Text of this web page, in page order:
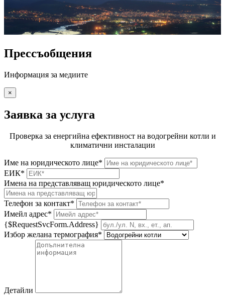
Прессъобщения
Информация за медиите
×
Заявка за услуга
Проверка за енергийна ефективност на водогрейни котли и
климатични инсталации
Име на юридическото лице*
ЕИК*
Имена на представляващ юридическото лице*
Телефон за контакт*
Имейл адрес*
{$RequestSvcForm.Address}
Избор желана термография*
Детайли